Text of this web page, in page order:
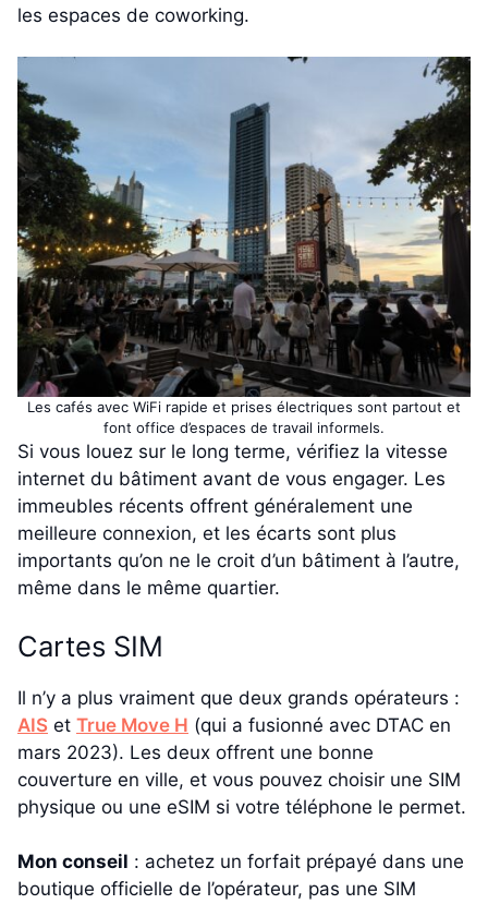
les espaces de coworking.
Les cafés avec WiFi rapide et prises électriques sont partout et
font office d’espaces de travail informels.
Si vous louez sur le long terme, vérifiez la vitesse
internet du bâtiment avant de vous engager. Les
immeubles récents offrent généralement une
meilleure connexion, et les écarts sont plus
importants qu’on ne le croit d’un bâtiment à l’autre,
même dans le même quartier.
Cartes SIM
Il n’y a plus vraiment que deux grands opérateurs :
AIS et True Move H (qui a fusionné avec DTAC en
mars 2023). Les deux offrent une bonne
couverture en ville, et vous pouvez choisir une SIM
physique ou une eSIM si votre téléphone le permet.
Mon conseil : achetez un forfait prépayé dans une
boutique officielle de l’opérateur, pas une SIM